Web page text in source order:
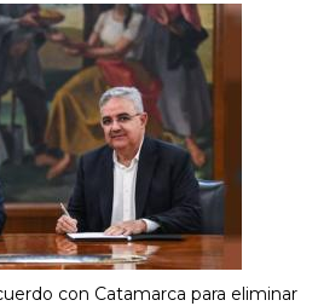
con Catamarca para eliminar